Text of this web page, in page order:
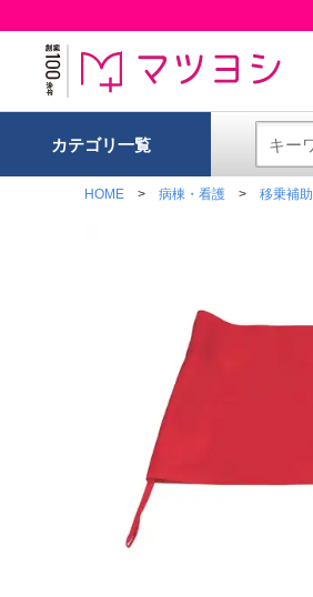
カテゴリ一覧
HOME 病棟・看護 移乗補助